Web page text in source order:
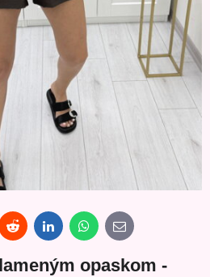
Reddit LinkedInWhatsApp
E-
mail
opaskom -